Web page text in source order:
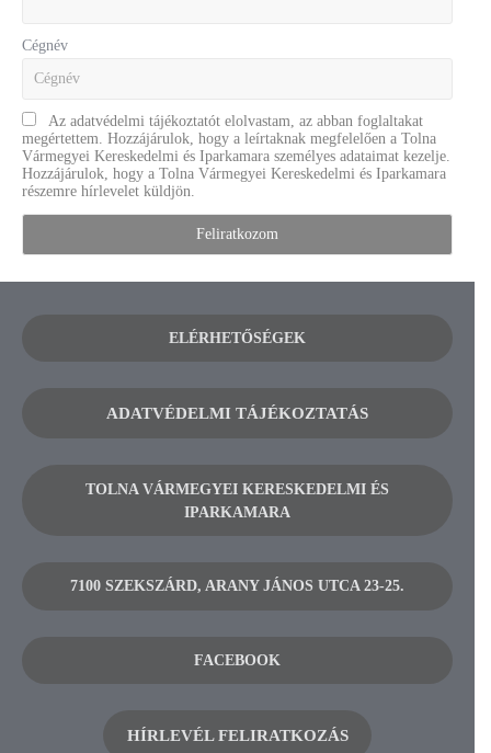
Cégnév
Az adatvédelmi tájékoztatót elolvastam, az abban foglaltakat
megértettem. Hozzájárulok, hogy a leírtaknak megfelelően a Tolna
Vármegyei Kereskedelmi és Iparkamara személyes adataimat kezelje.
Hozzájárulok, hogy a Tolna Vármegyei Kereskedelmi és Iparkamara
részemre hírlevelet küldjön.
ELÉRHETŐSÉGEK
ADATVÉDELMI TÁJÉKOZTATÁS
TOLNA VÁRMEGYEI KERESKEDELMI ÉS
IPARKAMARA
7100 SZEKSZÁRD, ARANY JÁNOS UTCA 23-25.
FACEBOOK
HÍRLEVÉL FELIRATKOZÁS